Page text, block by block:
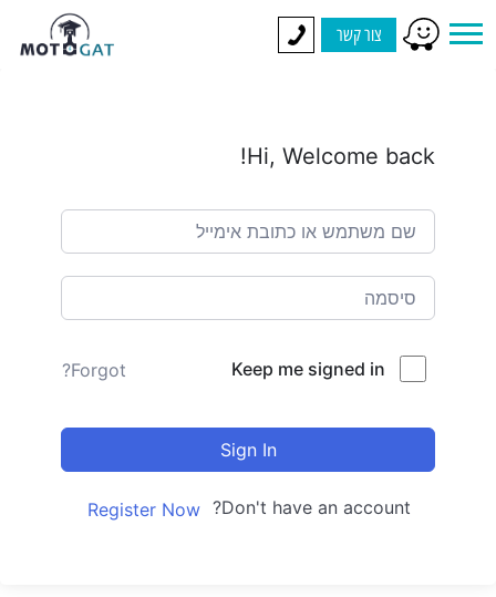
צור קשר
Hi, Welcome back!
Keep me signed in
Forgot?
Sign In
Don't have an account?
Register Now